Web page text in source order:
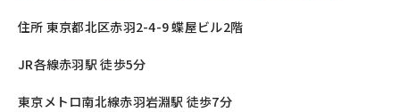
住所 東京都北区赤羽2-4-9 蝶屋ビル2階
JR各線赤羽駅 徒歩5分
東京メトロ南北線赤羽岩淵駅 徒歩7分